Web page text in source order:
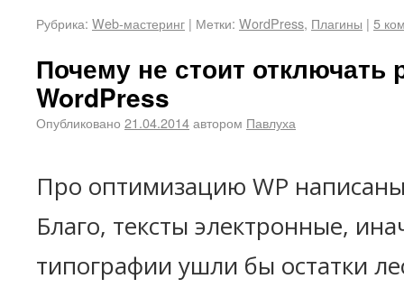
Рубрика: Web-мастеринг | Метки: WordPress, Плагины | 5
Почему не стоит отключать
WordPress
Опубликовано 21.04.2014автором Павлуха
Про оптимизацию WP
Благо, тексты электронные,
типографии ушли бы остатки